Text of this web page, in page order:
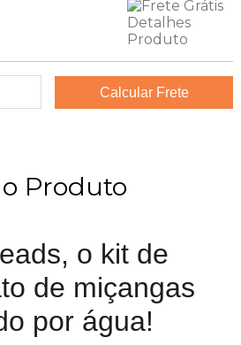
Produto
o kit de
de miçangas
por água!